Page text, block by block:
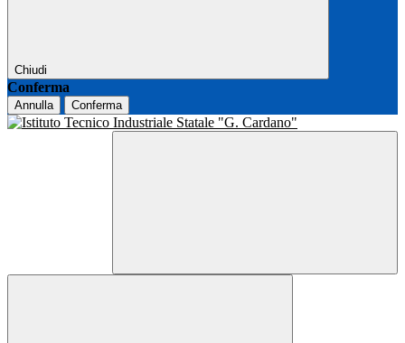
Chiudi
Conferma
Annulla Conferma